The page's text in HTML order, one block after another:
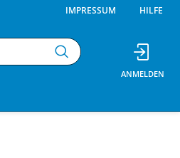
IMPRESSUM HILFE